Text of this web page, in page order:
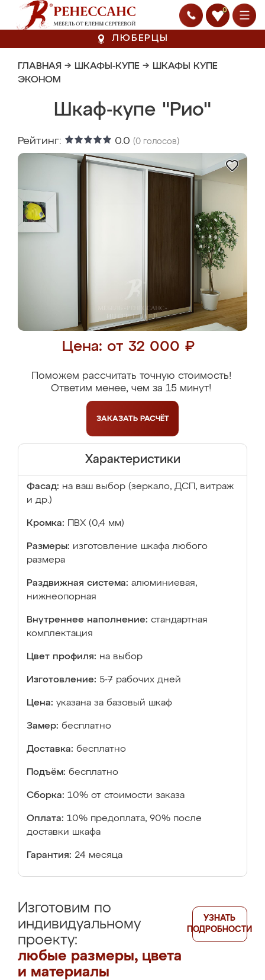
0
ЛЮБЕРЦЫ
ГЛАВНАЯ → ШКАФЫ-КУПЕ → ШКАФЫ КУПЕ
ЭКОНОМ
Шкаф-купе "Рио"
Рейтинг: 0.0 (0 голосов)
Цена: от 32 000 ₽
Поможем рассчитать точную стоимость!
Ответим менее, чем за 15 минут!
ЗАКАЗАТЬ РАСЧЁТ
Характеристики
Фасад: на ваш выбор (зеркало, ДСП, витраж
и др.)
Кромка: ПВХ (0,4 мм)
Размеры: изготовление шкафа любого
размера
Раздвижная система: алюминиевая,
нижнеопорная
Внутреннее наполнение: стандартная
комплектация
Цвет профиля: на выбор
Изготовление: 5-7 рабочих дней
Цена: указана за базовый шкаф
Замер: бесплатно
Доставка: бесплатно
Подъём: бесплатно
Сборка: 10% от стоимости заказа
Оплата: 10% предоплата, 90% после
доставки шкафа
Гарантия: 24 месяца
Изготовим по
индивидуальному
проекту:
любые размеры, цвета
и материалы
УЗНАТЬ
ПОДРОБНОСТИ